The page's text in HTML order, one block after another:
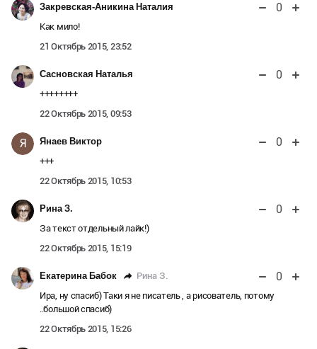
Закревская-Аникина Наталия 0
Как мило!
21 Октябрь 2015, 23:52
Сасновская Наталья 0
++++++++
22 Октябрь 2015, 09:53
Я Янаев Виктор 0
+++
22 Октябрь 2015, 10:53
Рина З. 0
За текст отдельный лайк!)
22 Октябрь 2015, 15:19
Екатерина Бабок Рина З. 0
Ира, ну спасиб) Таки я не писатель , а рисователь, потому
..большой спасиб)
22 Октябрь 2015, 15:26